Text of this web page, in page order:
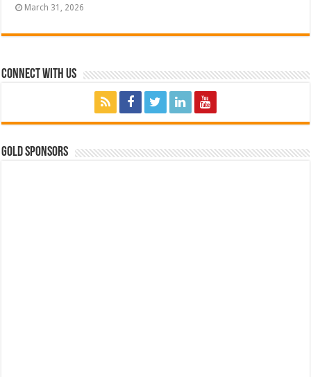
March 31, 2026
Connect with Us
GOLD SPONSORS